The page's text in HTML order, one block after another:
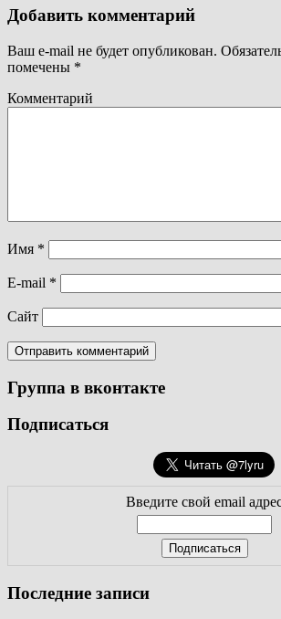
Добавить комментарий
Ваш e-mail не будет опубликован.
помечены *
Комментарий
Имя *
E-mail *
Сайт
Группа в вконтакте
Подписаться
Введите свой email
Последние записи